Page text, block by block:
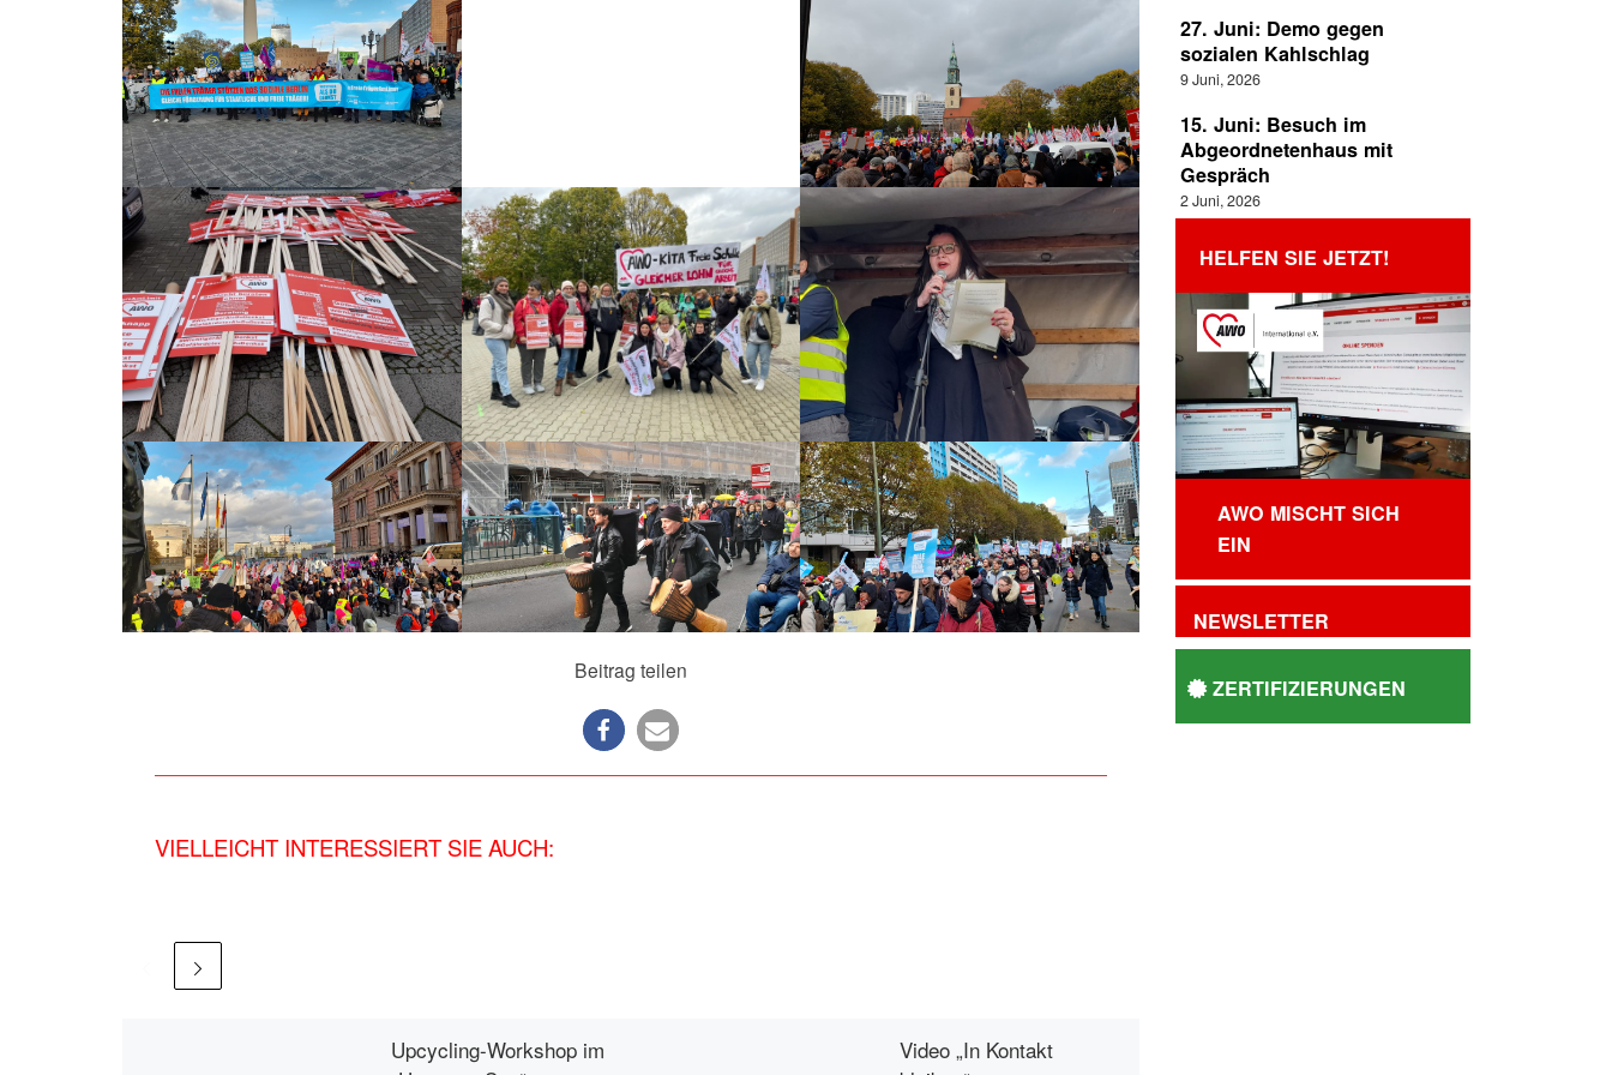
Beitrag teilen
VIELLEICHT INTERESSIERT SIE AUCH:
Upcycling-Workshop im
Video „In Kontakt
27. Juni: Demo gegen
sozialen Kahlschlag
9 Juni, 2026
15. Juni: Besuch im
Abgeordnetenhaus mit
Gespräch
2 Juni, 2026
HELFEN SIE JETZT!
AWO MISCHT SICH
EIN
NEWSLETTER
ZERTIFIZIERUNGEN